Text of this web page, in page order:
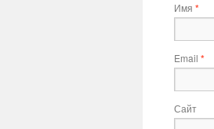
Имя *
Email *
Сайт